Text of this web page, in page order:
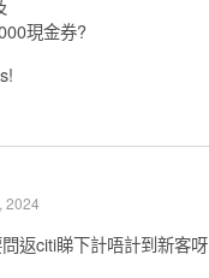
現金券?
2024
返citi睇下計唔計到新客呀